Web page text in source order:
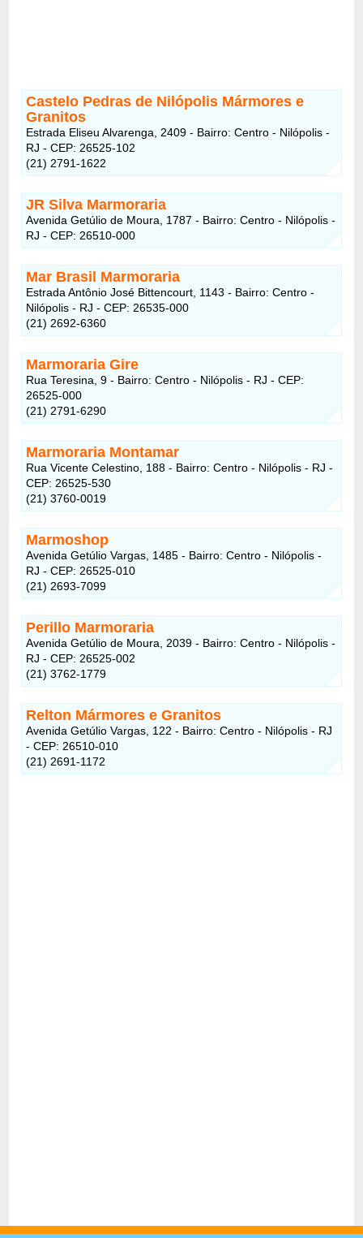
Castelo Pedras de Nilópolis Mármores e
Granitos
Estrada Eliseu Alvarenga, 2409 - Bairro: Centro - Nilópolis -
RJ - CEP: 26525-102
(21) 2791-1622
JR Silva Marmoraria
Avenida Getúlio de Moura, 1787 - Bairro: Centro - Nilópolis -
RJ - CEP: 26510-000
Mar Brasil Marmoraria
Estrada Antônio José Bittencourt, 1143 - Bairro: Centro -
Nilópolis - RJ - CEP: 26535-000
(21) 2692-6360
Marmoraria Gire
Rua Teresina, 9 - Bairro: Centro - Nilópolis - RJ - CEP:
26525-000
(21) 2791-6290
Marmoraria Montamar
Rua Vicente Celestino, 188 - Bairro: Centro - Nilópolis - RJ -
CEP: 26525-530
(21) 3760-0019
Marmoshop
Avenida Getúlio Vargas, 1485 - Bairro: Centro - Nilópolis -
RJ - CEP: 26525-010
(21) 2693-7099
Perillo Marmoraria
Avenida Getúlio de Moura, 2039 - Bairro: Centro - Nilópolis -
RJ - CEP: 26525-002
(21) 3762-1779
Relton Mármores e Granitos
Avenida Getúlio Vargas, 122 - Bairro: Centro - Nilópolis - RJ
- CEP: 26510-010
(21) 2691-1172